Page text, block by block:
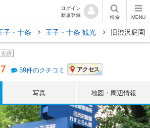
ログイン
新規登録
検索 MENU
子・十条 王子・十条 観光 旧渋沢庭園
史跡
59件のクチコミ アクセス
写真 地図・周辺情報